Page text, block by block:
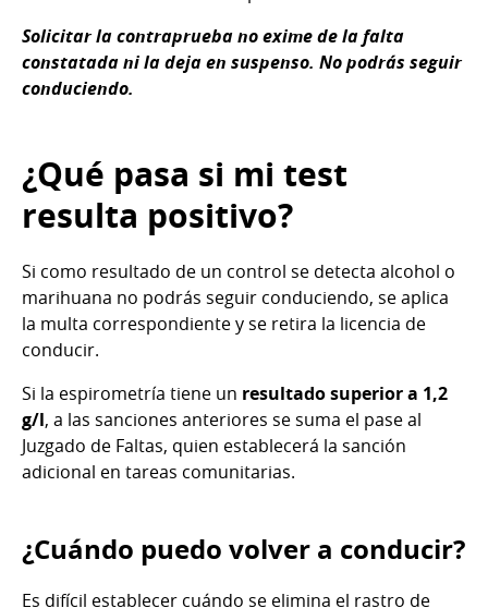
Solicitar la contraprueba no exime de la falta
constatada ni la deja en suspenso. No podrás seguir
conduciendo.
¿Qué pasa si mi test
resulta positivo?
Si como resultado de un control se detecta alcohol o
marihuana no podrás seguir conduciendo, se aplica
la multa correspondiente y se retira la licencia de
conducir.
Si la espirometría tiene un resultado superior a 1,2
g/l, a las sanciones anteriores se suma el pase al
Juzgado de Faltas, quien establecerá la sanción
adicional en tareas comunitarias.
¿Cuándo puedo volver a conducir?
Es difícil establecer cuándo se elimina el rastro de